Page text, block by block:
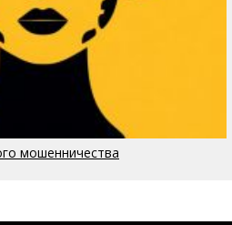
мошенничества